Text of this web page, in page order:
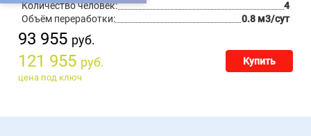
Количество человек:
4
Объём переработки:
0.8 м3/сут
93 955 руб.
121 955 руб. Купить
цена под ключ